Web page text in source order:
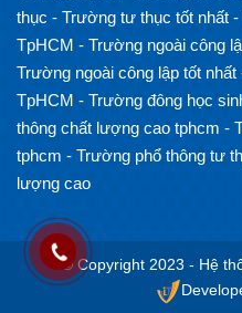
thục - Trường tư thục tốt nhất -
TpHCM - Trường ngoài công
Trường ngoài công lập tốt nhất
TpHCM - Trường đông học
thông chất lượng cao tphcm -
tphcm - Trường phổ thông tư
lượng cao
© Copyright 2023 - Hệ